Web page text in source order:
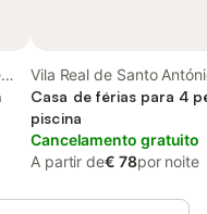
Vila Real de Santo
Faro
Casa de férias para 4
piscina
Cancelamento gratuito
A partir de€ 78por noite